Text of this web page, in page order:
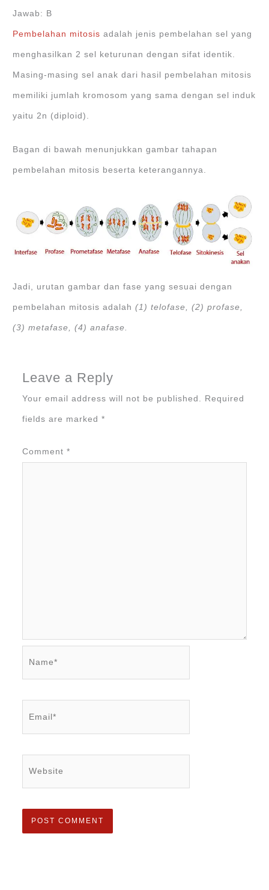
Jawab: B
Pembelahan mitosis adalah jenis pembelahan sel yang
menghasilkan 2 sel keturunan dengan sifat identik.
Masing-masing sel anak dari hasil pembelahan mitosis
memiliki jumlah kromosom yang sama dengan sel induk
yaitu 2n (diploid).
Bagan di bawah menunjukkan gambar tahapan
pembelahan mitosis beserta keterangannya.
Jadi, urutan gambar dan fase yang sesuai dengan
pembelahan mitosis adalah(1) telofase, (2) profase,
(3) metafase, (4) anafase.
Leave a Reply
Your email address will not be published. Required
fields are marked *
Comment *